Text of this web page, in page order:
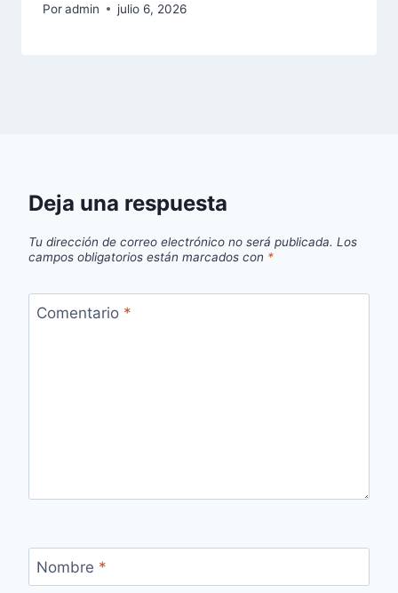
Poradmin julio 6, 2026
Deja una respuesta
Tu dirección de correo electrónico no será publicada. Los
campos obligatorios están marcados con *
Comentario *
Nombre *